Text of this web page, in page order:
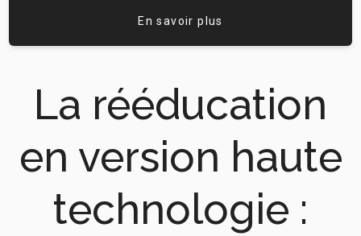
En savoir plus
La rééducation
en version haute
technologie :